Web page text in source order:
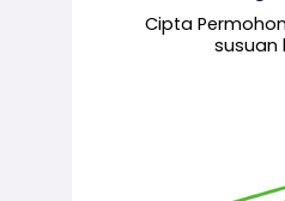
Cipta
susuan